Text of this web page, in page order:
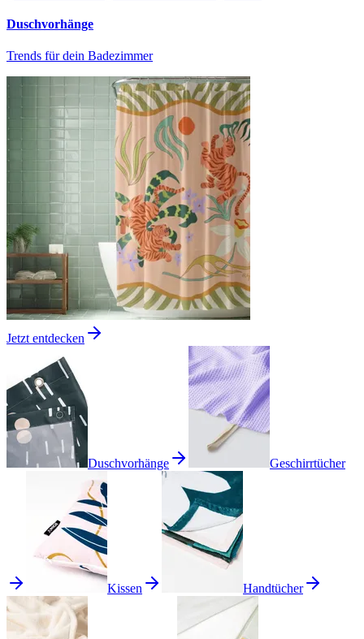
Duschvorhänge
Trends für dein Badezimmer
Jetzt entdecken
Duschvorhänge Geschirrtücher
Kissen Handtücher